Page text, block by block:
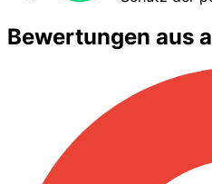
Bewertungen aus